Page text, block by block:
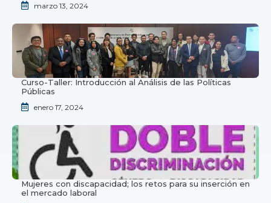
marzo 13, 2024
Curso-Taller: Introducción al Análisis de las Políticas
Públicas
enero 17, 2024
Mujeres con discapacidad; los retos para su inserción en
el mercado laboral